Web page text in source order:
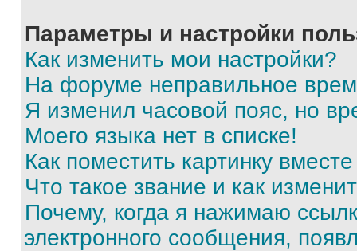
Параметры и настройки
Как изменить мои настройки?
На форуме неправильное
Я изменил часовой пояс, но
Моего языка нет в списке!
Как поместить картинку
Что такое звание и как
Почему, когда я нажимаю
электронного сообщения,